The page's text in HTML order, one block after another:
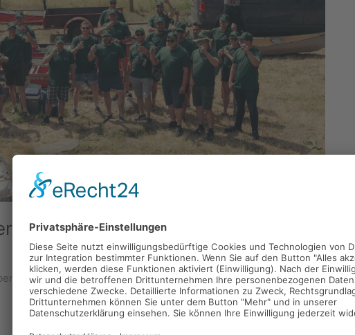
Team!
wir als Betriebsausflug eine Kanutour auf der Stör gemacht.